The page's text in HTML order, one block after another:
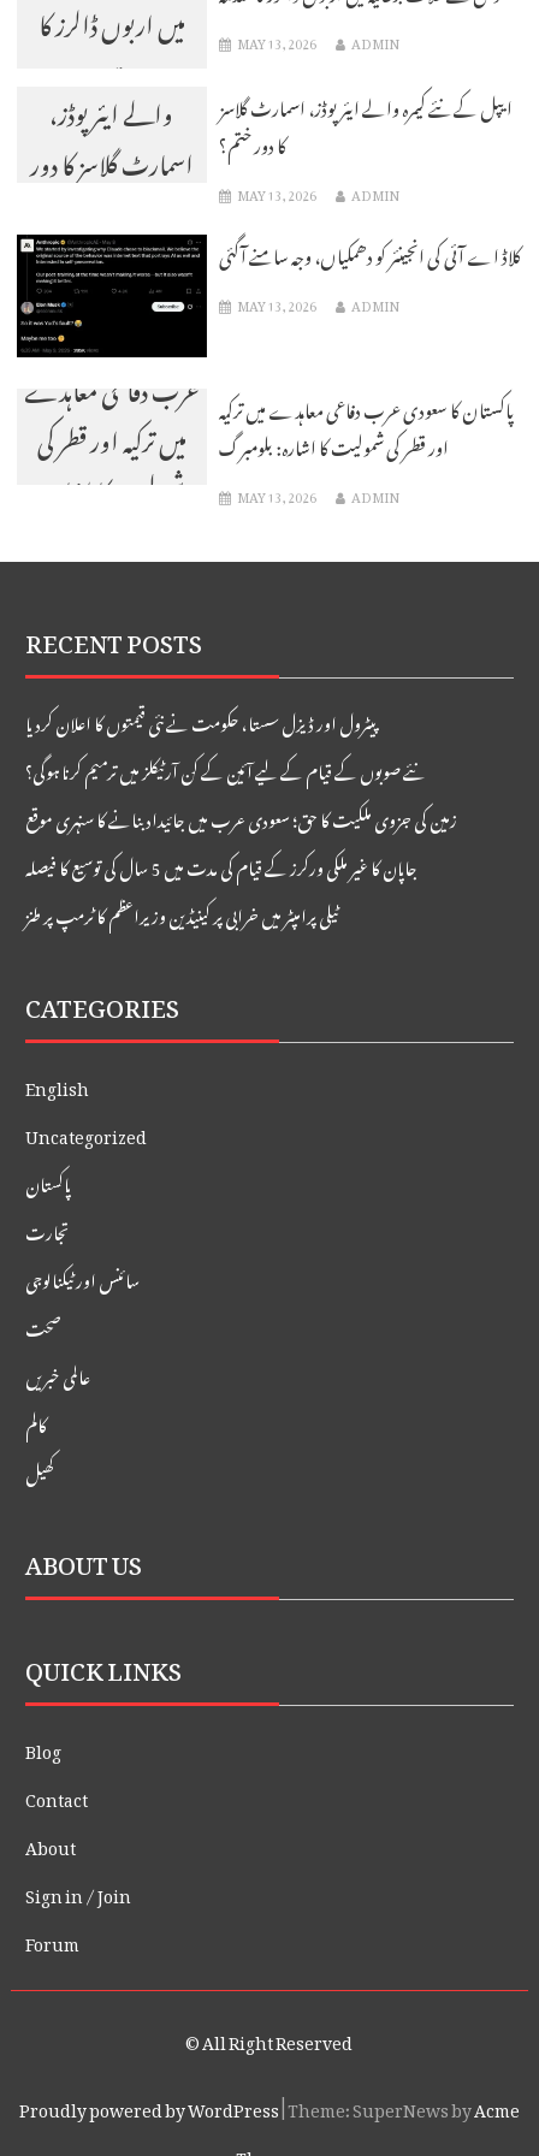
میں اربوں ڈالرز کا
مقدمہ
MAY 13, 2026 ADMIN
ایپل کے نئے کیمرہ
والے ایئر پوڈز،
اسمارٹ گلاسز کا دور
ایپل کے نئے کیمرہ والے ایئر پوڈز، اسمارٹ گلاسز
کا دور ختم؟
MAY 13, 2026 ADMIN
کلاڈ اے آئی کی انجینئر کو دھمکیاں، وجہ سامنے آگئی
MAY 13, 2026 ADMIN
پاکستان کا سعودی
عرب دفاعی معاہدے
میں ترکیہ اور قطر کی
شمولیت کا اشارہ:
پاکستان کا سعودی عرب دفاعی معاہدے میں ترکیہ
اور قطر کی شمولیت کا اشارہ: بلومبرگ
MAY 13, 2026 ADMIN
RECENT POSTS
پیٹرول اور ڈیزل سستا، حکومت نے نئی قیمتوں کا اعلان کردیا
نئے صوبوں کے قیام کے لیے آئین کے کن آرٹیکلز میں ترمیم کرنا ہوگی؟
زمین کی جزوی ملکیت کا حق؛ سعودی عرب میں جائیداد بنانے کا سنہری موقع
جاپان کا غیر ملکی ورکرز کے قیام کی مدت میں 5 سال کی توسیع کا فیصلہ
ٹیلی پرامپٹر میں خرابی پر کینیڈین وزیراعظم کا ٹرمپ پر طنز
CATEGORIES
English
Uncategorized
پاکستان
تجارت
سائنس اور ٹیکنالوجی
صحت
عالمی خبریں
کالم
کھیل
ABOUT US
QUICK LINKS
Blog
Contact
About
Sign in / Join
Forum
© All Right Reserved
Proudly powered by WordPress|Theme: SuperNews byAcme